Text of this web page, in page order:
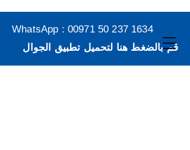
WhatsApp : 00971 50 237 1634
قم بالضغط هنا لتحميل تطبيق الجوال